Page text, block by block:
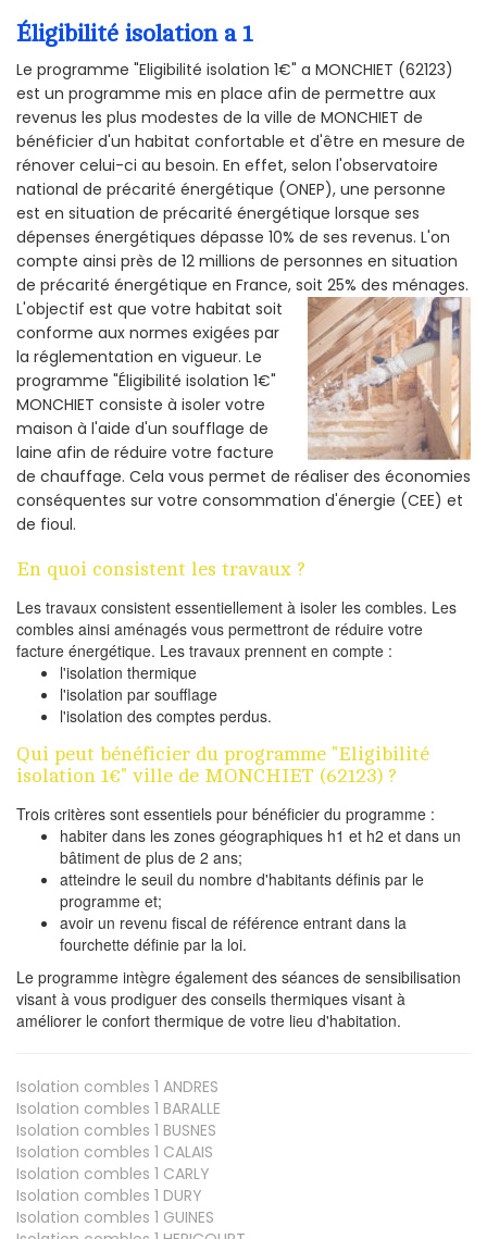
Éligibilité isolation a 1
Le programme "Eligibilité isolation 1€" a MONCHIET (62123)
est un programme mis en place afin de permettre aux
revenus les plus modestes de la ville de MONCHIET de
bénéficier d'un habitat confortable et d'être en mesure de
rénover celui-ci au besoin. En effet, selon l'observatoire
national de précarité énergétique (ONEP), une personne
est en situation de précarité énergétique lorsque ses
dépenses énergétiques dépasse 10% de ses revenus. L'on
compte ainsi près de 12 millions de personnes en situation
de précarité énergétique en France, soit 25% des ménages.
L'objectif est que votre habitat soit
conforme aux normes exigées par
la réglementation en vigueur. Le
programme "Éligibilité isolation 1€"
MONCHIET consiste à isoler votre
maison à l'aide d'un soufflage de
laine afin de réduire votre facture
de chauffage. Cela vous permet de réaliser des économies
conséquentes sur votre consommation d'énergie (CEE) et
de fioul.
En quoi consistent les travaux ?
Les travaux consistent essentiellement à isoler les combles. Les
combles ainsi aménagés vous permettront de réduire votre
facture énergétique. Les travaux prennent en compte :
l'isolation thermique
l'isolation par soufflage
l'isolation des comptes perdus.
Qui peut bénéficier du programme "Eligibilité
isolation 1€" ville de MONCHIET (62123) ?
Trois critères sont essentiels pour bénéficier du programme :
habiter dans les zones géographiques h1 et h2 et dans un
bâtiment de plus de 2 ans;
atteindre le seuil du nombre d'habitants définis par le
programme et;
avoir un revenu fiscal de référence entrant dans la
fourchette définie par la loi.
Le programme intègre également des séances de sensibilisation
visant à vous prodiguer des conseils thermiques visant à
améliorer le confort thermique de votre lieu d'habitation.
Isolation combles 1 ANDRES
Isolation combles 1 BARALLE
Isolation combles 1 BUSNES
Isolation combles 1 CALAIS
Isolation combles 1 CARLY
Isolation combles 1 DURY
Isolation combles 1 GUINES